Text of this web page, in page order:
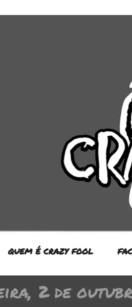
QUEM É CRAZY FOOL
2 de